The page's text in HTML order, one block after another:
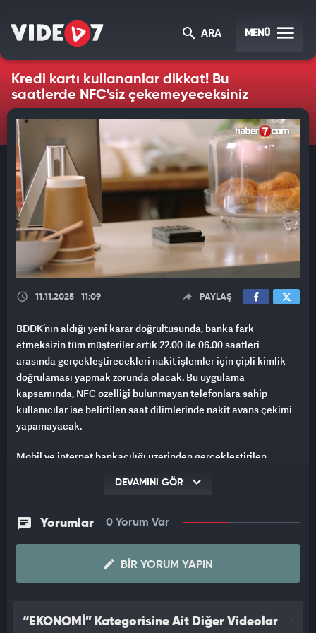
ARA MENÜ
Kredi kartı kullananlar dikkat! Bu
saatlerde NFC'siz çekemeyeceksiniz
11.11.2025 11:09 PAYLAŞ
BDDK’nın aldığı yeni karar doğrultusunda, banka fark
etmeksizin tüm müşteriler artık 22.00 ile 06.00 saatleri
arasında gerçekleştirecekleri nakit işlemler için çipli kimlik
doğrulaması yapmak zorunda olacak. Bu uygulama
kapsamında, NFC özelliği bulunmayan telefonlara sahip
kullanıcılar ise belirtilen saat dilimlerinde nakit avans çekimi
yapamayacak.
Mobil ve internet bankacılığı üzerinden gerçekleştirilen
çeşitlenirken, Bankacılık Düzenleme ve Denetleme Kurumu
önlemlerini devreye aldı.
dolandırıcılar, çoğunlukla gece saatlerinde, kullanıcıların
uykuda olduğu zaman dilimlerinde harekete geçiyor.
ÇİPKİ KİMLİK DOĞRULAMASI ZORUNLU HALE GELDİ!
DEVAMINI GÖR
Yorumlar 0 Yorum Var
BIR YORUM YAPIN
“EKONOMİ” Kategorisine Ait Diğer Videolar